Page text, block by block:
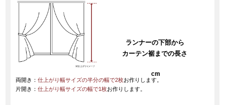
両開き：仕上がり幅サイズの半分の幅で2枚お作りします。
片開き：仕上がり幅サイズの幅で1枚お作りします。
ランナーの下部から
カーテン裾までの長さ
cm